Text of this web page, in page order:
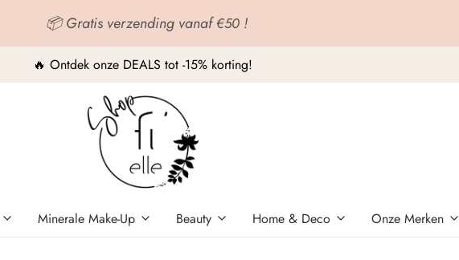
📦 Gratis verzending vanaf €50 !
🔥 Ontdek onze DEALS tot -15% korting!
Minerale Make-Up Beauty Home & Deco Onze Merken